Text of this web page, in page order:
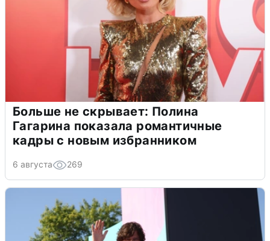
Больше не скрывает: Полина
Гагарина показала романтичные
кадры с новым избранником
6 августа 269